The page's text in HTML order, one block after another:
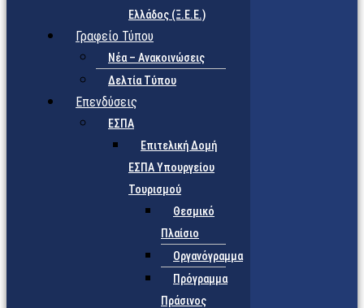
Ελλάδος (Ξ.Ε.Ε.)
Γραφείο Τύπου
Νέα – Ανακοινώσεις
Δελτία Τύπου
Επενδύσεις
ΕΣΠΑ
Επιτελική Δομή
ΕΣΠΑ Υπουργείου
Τουρισμού
Θεσμικό
Πλαίσιο
Οργανόγραμμα
Πρόγραμμα
Πράσινος